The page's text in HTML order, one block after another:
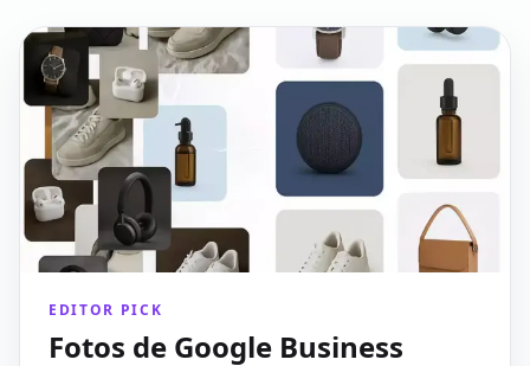
EDITOR PICK
Fotos de Google Business